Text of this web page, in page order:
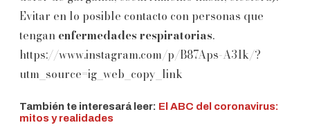
Evitar en lo posible contacto con personas que
tengan enfermedades respiratorias.
https://www.instagram.com/p/B87Aps-A31k/?
utm_source=ig_web_copy_link
También te interesará leer: El ABC del coronavirus:
mitos y realidades